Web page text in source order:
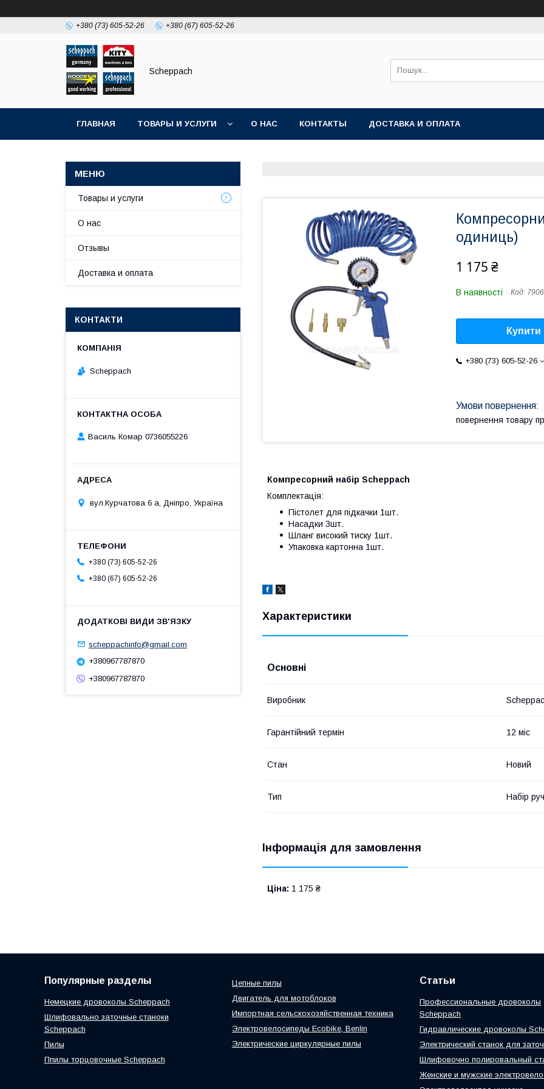
+380 (73) 605-52-26 +380 (67) 605-52-26
Scheppach
ГЛАВНАЯ ТОВАРЫ И УСЛУГИ О НАС КОНТАКТЫ ДОСТАВКА И ОПЛАТА
одиниць)
1 175 ₴
В наявності Код:
Купити
+380 (73) 605-52-26
повернення товару
Компресорний набір Scheppach
Комплектація:
Пістолет для підкачки 1шт.
Насадки 3шт.
Шланг високий тиску 1шт.
Упаковка картонна 1шт.
Характеристики
Основні
Виробник
Гарантійний термін 12 міс
Стан Новий
Тип Набір
Інформація для замовлення
Ціна: 1 175 ₴
Товары и услуги
О нас
Отзывы
Доставка и оплата
КОНТАКТИ
Scheppach
Василь Комар 0736055226
вул.Курчатова 6 а, Дніпро, Україна
+380 (73) 605-52-26
+380 (67) 605-52-26
scheppachinfo@gmail.com
+380967787870
+380967787870
Популярные разделы
Немецкие дровоколы Scheppach
Шлифовально заточные станоки
Scheppach
Пилы
Ппилы торцовочные Scheppach
Цепные пилы
Двигатель для мотоблоков
Импортная сельскохозяйственная техника
Электровелосипеды Ecobike, Benlin
Электрические циркулярные пилы
Статьи
Профессиональные дровоколы
Scheppach
Гидравлические дровоколы
Электрический станок для
Шлифовочно полировальный
Женские и мужские